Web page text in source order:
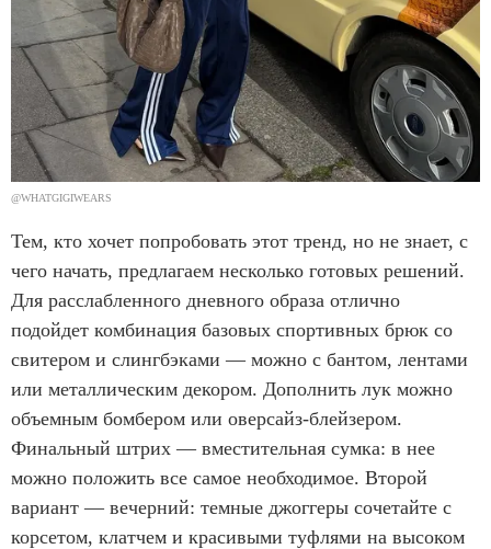
@WHATGIGIWEARS
Тем, кто хочет попробовать этот тренд, но не знает, с
чего начать, предлагаем несколько готовых решений.
Для расслабленного дневного образа отлично
подойдет комбинация базовых спортивных брюк со
свитером и слингбэками — можно с бантом, лентами
или металлическим декором. Дополнить лук можно
объемным бомбером или оверсайз-блейзером.
Финальный штрих — вместительная сумка: в нее
можно положить все самое необходимое. Второй
вариант — вечерний: темные джоггеры сочетайте с
корсетом, клатчем и красивыми туфлями на высоком